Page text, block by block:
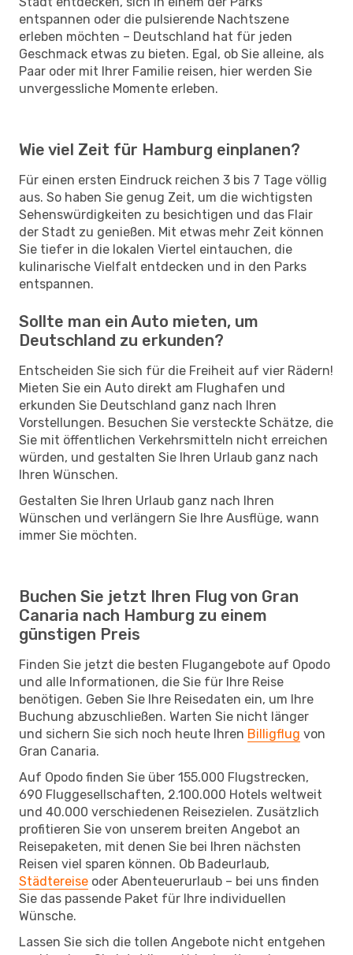
entspannen oder die pulsierende Nachtszene
erleben möchten – Deutschland hat für jeden
Geschmack etwas zu bieten. Egal, ob Sie alleine, als
Paar oder mit Ihrer Familie reisen, hier werden Sie
unvergessliche Momente erleben.
Wie viel Zeit für Hamburg einplanen?
Für einen ersten Eindruck reichen 3 bis 7 Tage völlig
aus. So haben Sie genug Zeit, um die wichtigsten
Sehenswürdigkeiten zu besichtigen und das Flair
der Stadt zu genießen. Mit etwas mehr Zeit können
Sie tiefer in die lokalen Viertel eintauchen, die
kulinarische Vielfalt entdecken und in den Parks
entspannen.
Sollte man ein Auto mieten, um
Deutschland zu erkunden?
Entscheiden Sie sich für die Freiheit auf vier Rädern!
Mieten Sie ein Auto direkt am Flughafen und
erkunden Sie Deutschland ganz nach Ihren
Vorstellungen. Besuchen Sie versteckte Schätze, die
Sie mit öffentlichen Verkehrsmitteln nicht erreichen
würden, und gestalten Sie Ihren Urlaub ganz nach
Ihren Wünschen.
Gestalten Sie Ihren Urlaub ganz nach Ihren
Wünschen und verlängern Sie Ihre Ausflüge, wann
immer Sie möchten.
Buchen Sie jetzt Ihren Flug von Gran
Canaria nach Hamburg zu einem
günstigen Preis
Finden Sie jetzt die besten Flugangebote auf Opodo
und alle Informationen, die Sie für Ihre Reise
benötigen. Geben Sie Ihre Reisedaten ein, um Ihre
Buchung abzuschließen. Warten Sie nicht länger
und sichern Sie sich noch heute Ihren Billigflug von
Gran Canaria.
Auf Opodo finden Sie über 155.000 Flugstrecken,
690 Fluggesellschaften, 2.100.000 Hotels weltweit
und 40.000 verschiedenen Reisezielen. Zusätzlich
profitieren Sie von unserem breiten Angebot an
Reisepaketen, mit denen Sie bei Ihren nächsten
Reisen viel sparen können. Ob Badeurlaub,
Städtereise oder Abenteuerurlaub – bei uns finden
Sie das passende Paket für Ihre individuellen
Wünsche.
Lassen Sie sich die tollen Angebote nicht entgehen